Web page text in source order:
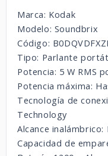
Marca: Kodak
Modelo: Soundbrix
Código:
Tipo: Parlante
Potencia: 5 W RMS
Potencia máxima:
Tecnología de
Technology
Alcance inalámbrico:
Capacidad de